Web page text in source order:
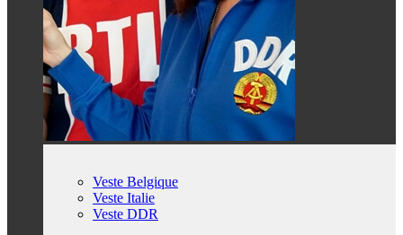
Veste Belgique
Veste Italie
Veste DDR